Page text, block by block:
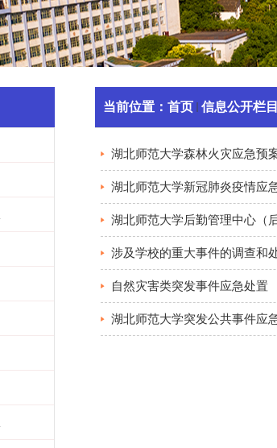
当前位置： 首页 信息公开栏目
湖北师范大学森林火灾应急预
湖北师范大学新冠肺炎疫情应
湖北师范大学后勤管理中心（
涉及学校的重大事件的调查和
自然灾害类突发事件应急处置
湖北师范大学突发公共事件应